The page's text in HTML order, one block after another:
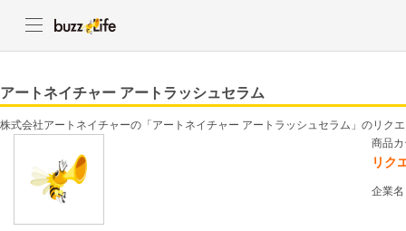
アートネイチャー アートラッシュセラム
株式会社アートネイチャーの「アートネイチャー アートラッシュセラム」のリク
商品
リク
企業